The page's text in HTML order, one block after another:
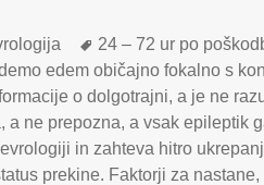
Oznake
24 – 72 ur po
edem običajno fokalno s
o dolgotrajni,a je ne
,a ne prepozna,a vsak epileptik
in zahteva hitro
prekine. Faktorji za nastane,